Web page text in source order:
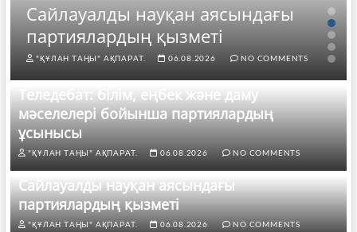
Сайлауалды науқан аясындағы
партиялардың қызметі
"ҚҰЛАН ТАҢЫ" АҚПАРАТ. 06.08.2026 NO COMMENTS
Теледебат: білім, еңбек және даму
мәселелері бойынша партиялардың
ұсынысы
"ҚҰЛАН ТАҢЫ" АҚПАРАТ. 06.08.2026 NO COMMENTS
Сайлауалды науқан аясындағы
партиялардың қызметі
"ҚҰЛАН ТАҢЫ" АҚПАРАТ. 06.08.2026 NO COMMENTS